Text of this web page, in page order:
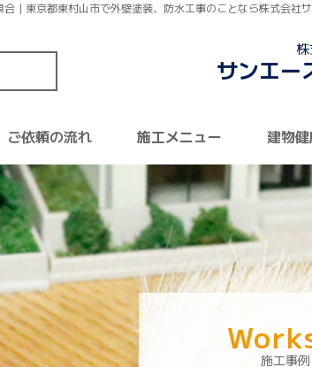
東京都東村山市で外壁塗装、防水工事のことなら株式会社
サンエー
ご依頼の流れ 施工メニュー 建物
施工事